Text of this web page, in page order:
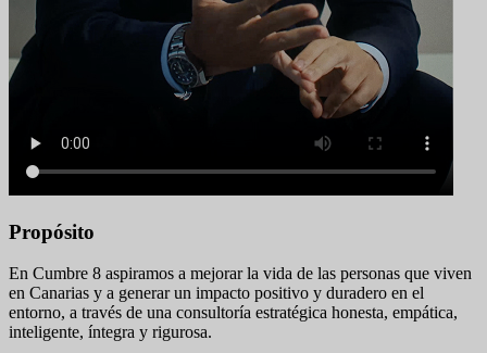
Propósito
En Cumbre 8 aspiramos a mejorar la vida de las personas que viven
en Canarias y a generar un impacto positivo y duradero en el
entorno, a través de una consultoría estratégica honesta, empática,
inteligente, íntegra y rigurosa.